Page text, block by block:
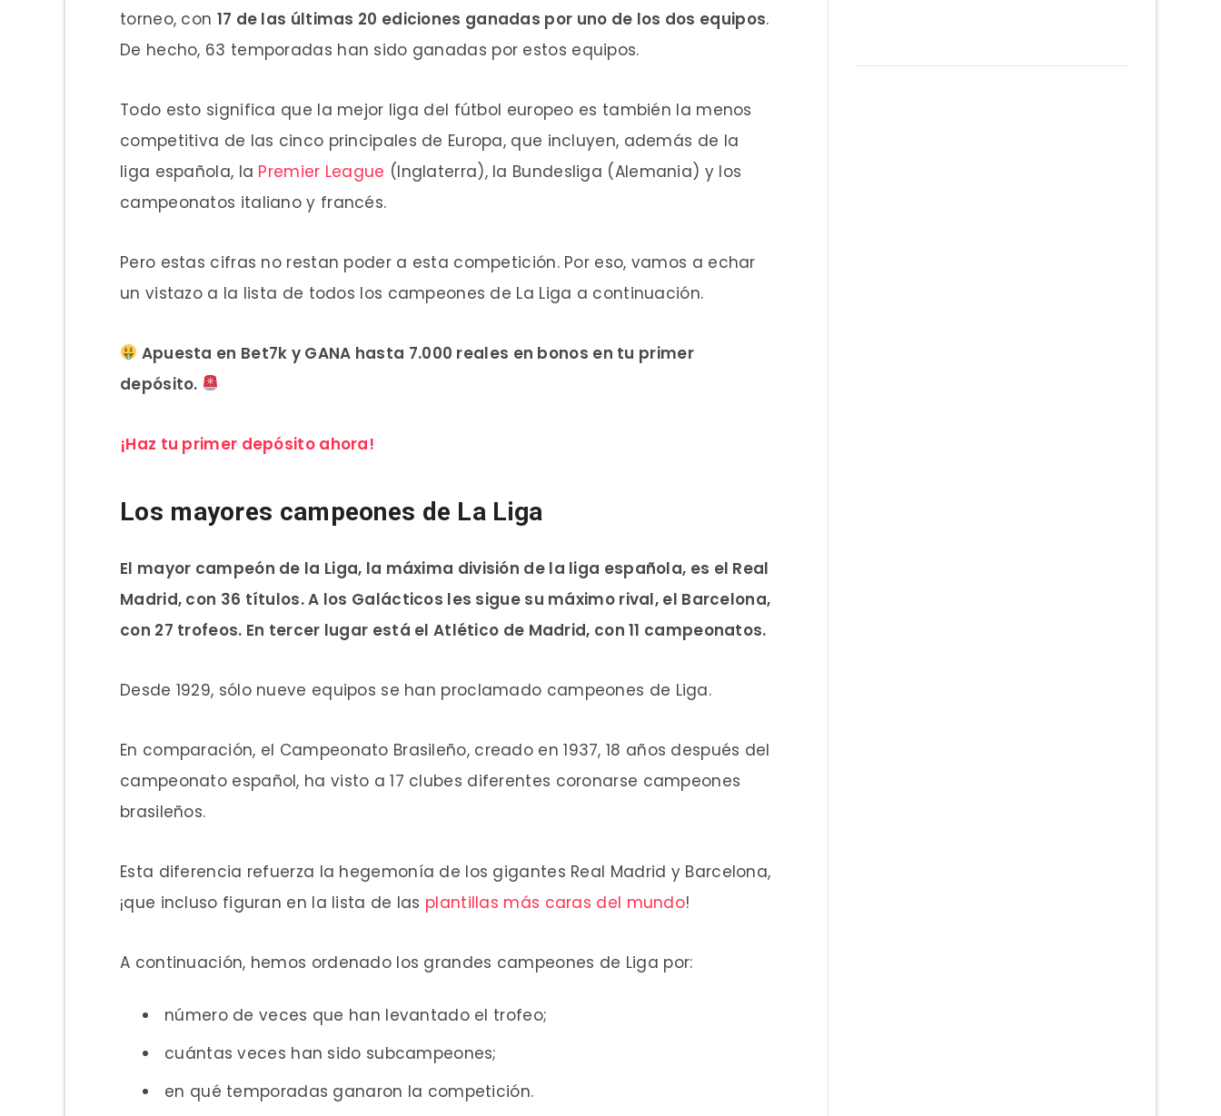
torneo, con 17 de las últimas 20 ediciones ganadas por uno de los dos equipos.
De hecho, 63 temporadas han sido ganadas por estos equipos.
Todo esto significa que la mejor liga del fútbol europeo es también la menos
competitiva de las cinco principales de Europa, que incluyen, además de la
liga española, la Premier League (Inglaterra), la Bundesliga (Alemania) y los
campeonatos italiano y francés.
Pero estas cifras no restan poder a esta competición. Por eso, vamos a echar
un vistazo a la lista de todos los campeones de La Liga a continuación.
Apuesta en Bet7k y GANA hasta 7.000 reales en bonos en tu primer
depósito.
¡Haz tu primer depósito ahora!
Los mayores campeones de La Liga
El mayor campeón de la Liga, la máxima división de la liga española, es el Real
Madrid, con 36 títulos. A los Galácticos les sigue su máximo rival, el Barcelona,
con 27 trofeos. En tercer lugar está el Atlético de Madrid, con 11 campeonatos.
Desde 1929, sólo nueve equipos se han proclamado campeones de Liga.
En comparación, el Campeonato Brasileño, creado en 1937, 18 años después del
campeonato español, ha visto a 17 clubes diferentes coronarse campeones
brasileños.
Esta diferencia refuerza la hegemonía de los gigantes Real Madrid y Barcelona,
¡que incluso figuran en la lista de las plantillas más caras del mundo!
A continuación, hemos ordenado los grandes campeones de Liga por:
número de veces que han levantado el trofeo;
cuántas veces han sido subcampeones;
en qué temporadas ganaron la competición.